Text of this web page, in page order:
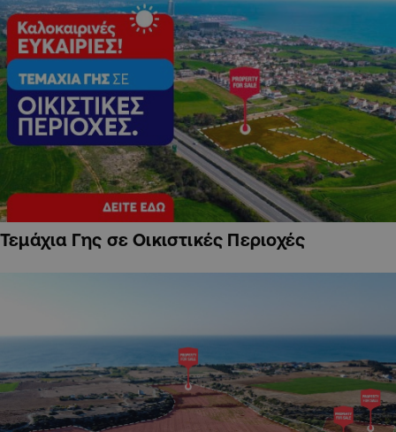
Τεμάχια Γης σε Οικιστικές Περιοχές